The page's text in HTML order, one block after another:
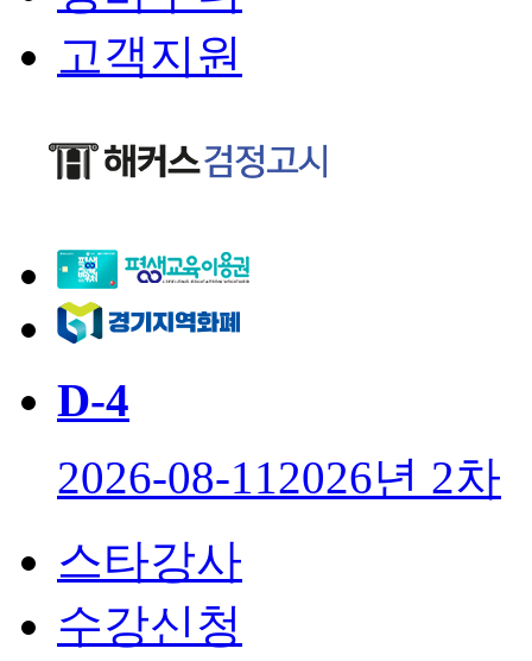
고객지원
D-4
2026-08-112026년 2차
스타강사
수강신청